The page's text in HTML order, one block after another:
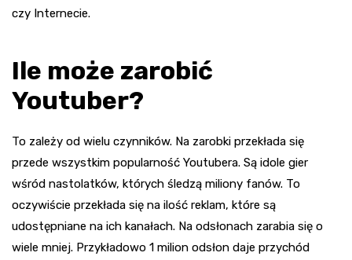
czy Internecie.
Ile może zarobić
Youtuber?
To zależy od wielu czynników. Na zarobki przekłada się
przede wszystkim popularność Youtubera. Są idole gier
wśród nastolatków, których śledzą miliony fanów. To
oczywiście przekłada się na ilość reklam, które są
udostępniane na ich kanałach. Na odsłonach zarabia się o
wiele mniej. Przykładowo 1 milion odsłon daje przychód